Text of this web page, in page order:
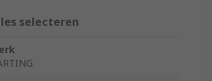
selecteren